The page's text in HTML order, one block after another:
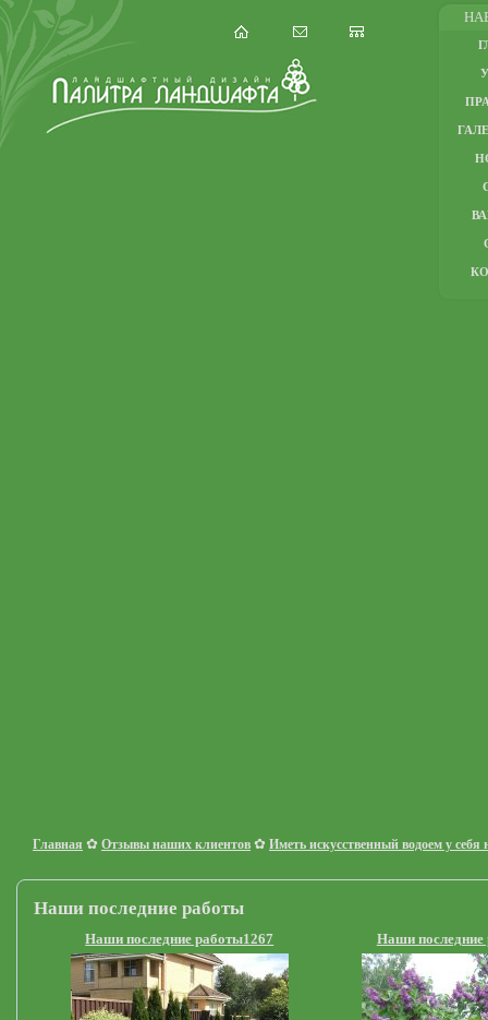
Главная ✿ Отзывы наших клиентов ✿ Иметь искусственный водоем у себя
Наши последние работы
Наши последние работы1267 Наши последние